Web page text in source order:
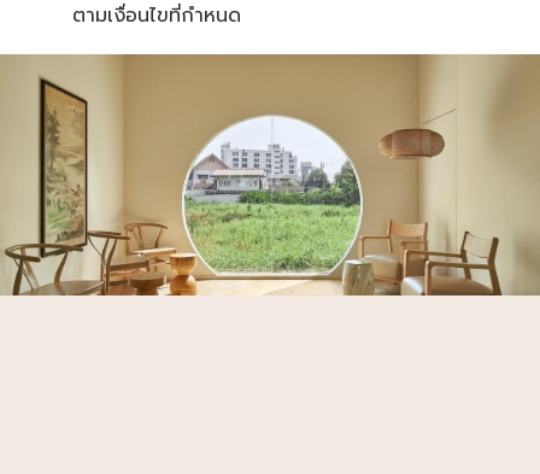
ตามเงื่อนไขที่กำหนด